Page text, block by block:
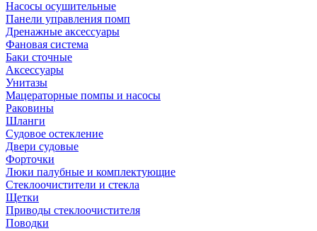
Насосы осушительные
Панели управления помп
Дренажные аксессуары
Фановая система
Баки сточные
Аксессуары
Унитазы
Мацераторные помпы и насосы
Раковины
Шланги
Судовое остекление
Двери судовые
Форточки
Люки палубные и комплектующие
Стеклоочистители и стекла
Щетки
Приводы стеклоочистителя
Поводки